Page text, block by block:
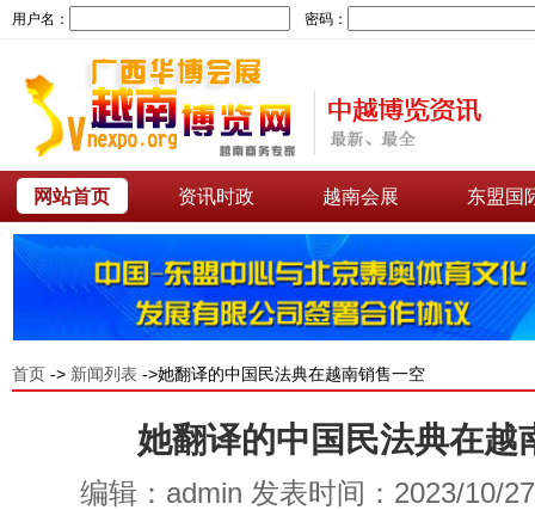
用户名： 密码：
网站首页 资讯时政 越南会展 东盟国
首页 -> 新闻列表 ->她翻译的中国民法典在越南销售一空
她翻译的中国民法典在越
编辑：admin 发表时间：2023/10/